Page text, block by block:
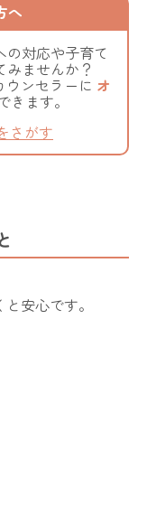
へ
対応や子育て
ませんか？
ウンセラーに オ
ます。
さがす
安心です。